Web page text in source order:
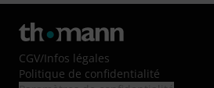
CGV/Infos légales
Politique de confidentialité